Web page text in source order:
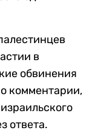
в
обвинения
комментарии,
ответа.